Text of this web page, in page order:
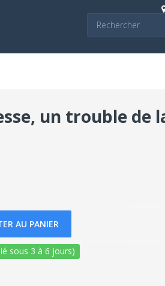
un trouble de
AU PANIER
sous 3 à 6 jours)